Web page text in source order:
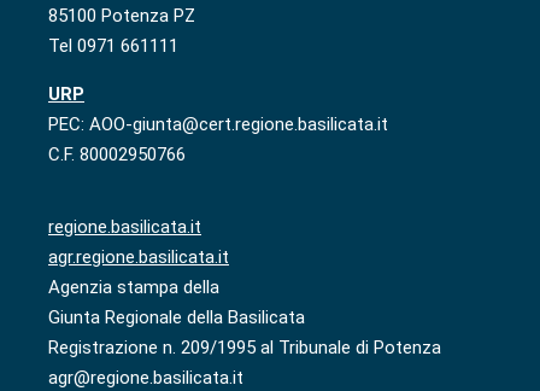
85100 Potenza PZ
Tel 0971 661111
URP
PEC: AOO-giunta@cert.regione.basilicata.it
C.F. 80002950766
regione.basilicata.it
agr.regione.basilicata.it
Agenzia stampa della
Giunta Regionale della Basilicata
Registrazione n. 209/1995 al Tribunale di Potenza
agr@regione.basilicata.it